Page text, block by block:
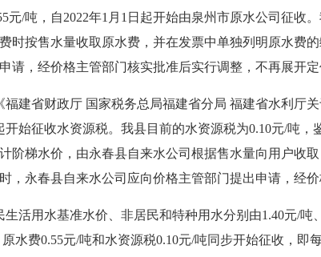
元/吨，自2022年1月1日起开始由泉州市原水公司征
时按售水量收取原水费，并在发票中单独列明原水费
请，经价格主管部门核实批准后实行调整，不再展开定
省财政厅 国家税务总局福建省分局 福建省水利厅
开始征收水资源税。我县目前的水资源税为0.10元/吨
阶梯水价，由永春县自来水公司根据售水量向用户收
，永春县自来水公司应向价格主管部门提出申请，经
用水基准水价、非居民和特种用水分别由1.40元/吨
水费0.55元/吨和水资源税0.10元/吨同步开始征收，